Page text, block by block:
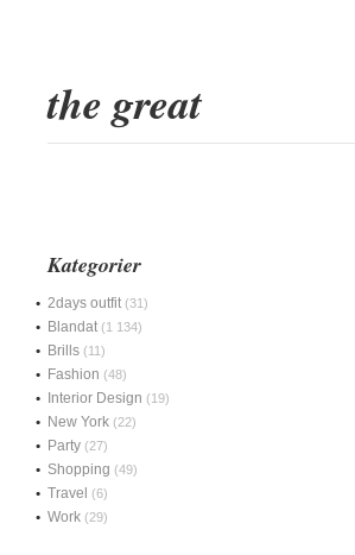
the great
Kategorier
2days outfit (31)
Blandat (1 134)
Brills (11)
Fashion (48)
Interior Design (19)
New York (22)
Party (27)
Shopping (49)
Travel (6)
Work (29)